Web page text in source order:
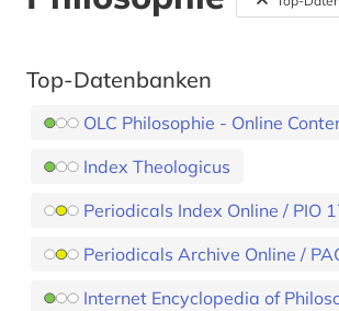
Top-Datenbanken
OLC Philosophie - Online
Index Theologicus
Periodicals Index Online / PIO
Periodicals Archive Online /
Internet Encyclopedia of